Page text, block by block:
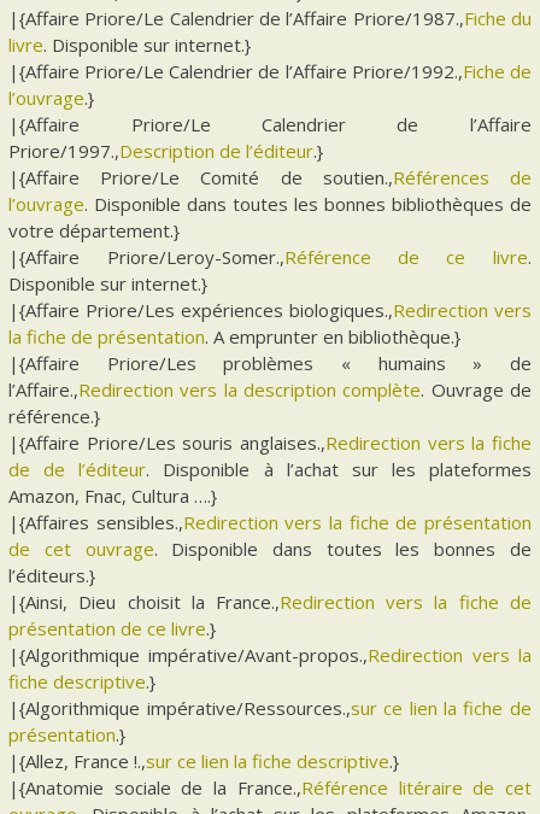
|{Affaire Priore/Le Calendrier de l’Affaire Priore/1987.,Fiche du
livre. Disponible sur internet.}
|{Affaire Priore/Le Calendrier de l’Affaire Priore/1992.,Fiche de
l’ouvrage.}
|{Affaire Priore/Le Calendrier de l’Affaire
Priore/1997.,Description de l’éditeur.}
|{Affaire Priore/Le Comité de soutien.,Références de
l’ouvrage. Disponible dans toutes les bonnes bibliothèques de
votre département.}
|{Affaire Priore/Leroy-Somer.,Référence de ce livre.
Disponible sur internet.}
|{Affaire Priore/Les expériences biologiques.,Redirection vers
la fiche de présentation. A emprunter en bibliothèque.}
|{Affaire Priore/Les problèmes « humains » de
l’Affaire.,Redirection vers la description complète. Ouvrage de
référence.}
|{Affaire Priore/Les souris anglaises.,Redirection vers la fiche
de de l’éditeur. Disponible à l’achat sur les plateformes
Amazon, Fnac, Cultura ….}
|{Affaires sensibles.,Redirection vers la fiche de présentation
de cet ouvrage. Disponible dans toutes les bonnes de
l’éditeurs.}
|{Ainsi, Dieu choisit la France.,Redirection vers la fiche de
présentation de ce livre.}
|{Algorithmique impérative/Avant-propos.,Redirection vers la
fiche descriptive.}
|{Algorithmique impérative/Ressources.,sur ce lien la fiche de
présentation.}
|{Allez, France !.,sur ce lien la fiche descriptive.}
|{Anatomie sociale de la France.,Référence litéraire de cet